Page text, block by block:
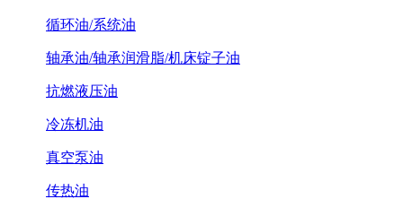
循环油/系统油
轴承油/轴承润滑脂/机床锭子油
抗燃液压油
冷冻机油
真空泵油
传热油